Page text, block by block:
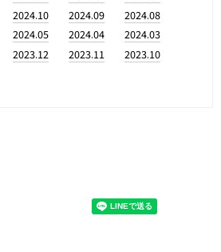
2024.10 2024.09
2024.08
2024.05 2024.04
2024.03
2023.12 2023.11
2023.10